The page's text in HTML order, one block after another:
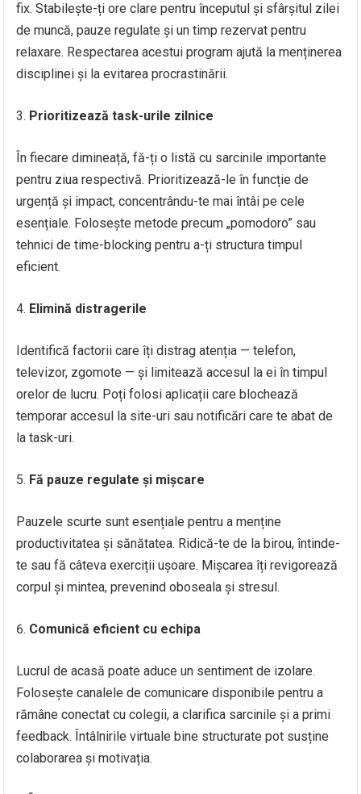
fix. Stabilește-ți ore clare pentru începutul și sfârșitul zilei
de muncă, pauze regulate și un timp rezervat pentru
relaxare. Respectarea acestui program ajută la menținerea
disciplinei și la evitarea procrastinării.
Prioritizează task-urile zilnice
În fiecare dimineață, fă-ți o listă cu sarcinile importante
pentru ziua respectivă. Prioritizează-le în funcție de
urgență și impact, concentrându-te mai întâi pe cele
esențiale. Folosește metode precum „pomodoro” sau
tehnici de time-blocking pentru a-ți structura timpul
eficient.
Elimină distragerile
Identifică factorii care îți distrag atenția — telefon,
televizor, zgomote — și limitează accesul la ei în timpul
orelor de lucru. Poți folosi aplicații care blochează
temporar accesul la site-uri sau notificări care te abat de
la task-uri.
Fă pauze regulate și mișcare
Pauzele scurte sunt esențiale pentru a menține
productivitatea și sănătatea. Ridică-te de la birou, întinde-
te sau fă câteva exerciții ușoare. Mișcarea îți revigorează
corpul și mintea, prevenind oboseala și stresul.
Comunică eficient cu echipa
Lucrul de acasă poate aduce un sentiment de izolare.
Folosește canalele de comunicare disponibile pentru a
rămâne conectat cu colegii, a clarifica sarcinile și a primi
feedback. Întâlnirile virtuale bine structurate pot susține
colaborarea și motivația.